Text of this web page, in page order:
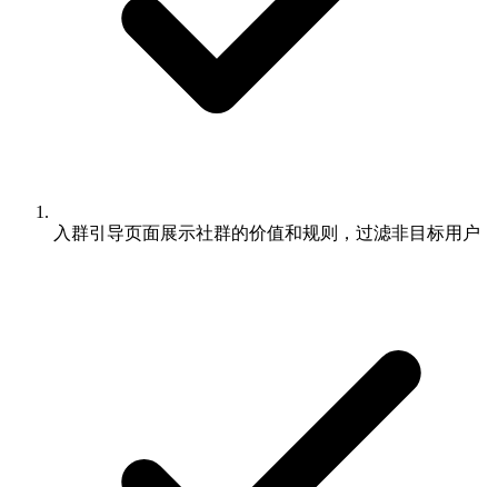
入群引导页面展示社群的价值和规则，过滤非目标用户